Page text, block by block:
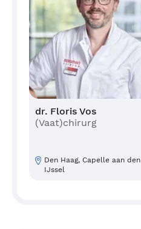
dr. Floris Vos
(Vaat)chirurg
Den Haag, Capelle aan den
IJssel